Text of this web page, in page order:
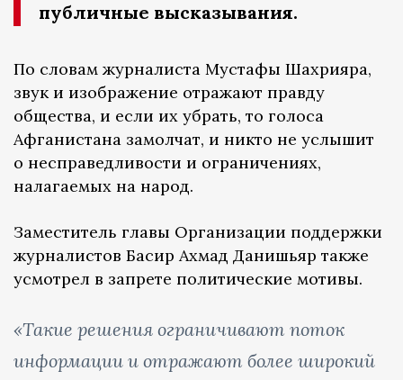
публичные высказывания.
По словам журналиста Мустафы Шахрияра,
звук и изображение отражают правду
общества, и если их убрать, то голоса
Афганистана замолчат, и никто не услышит
о несправедливости и ограничениях,
налагаемых на народ.
Заместитель главы Организации поддержки
журналистов Басир Ахмад Данишьяр также
усмотрел в запрете политические мотивы.
«Такие решения ограничивают поток
информации и отражают более широкий